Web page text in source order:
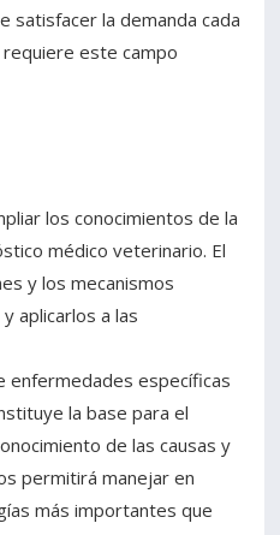
satisfacer la demanda cada
este campo
los conocimientos de la
médico veterinario. El
y los mecanismos
aplicarlos a las
enfermedades específicas
la base para el
de las causas y
permitirá manejar en
más importantes que